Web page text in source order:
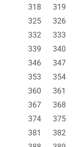
318
319
325
326
332
333
339
340
346
347
353
354
360
361
367
368
374
375
381
382